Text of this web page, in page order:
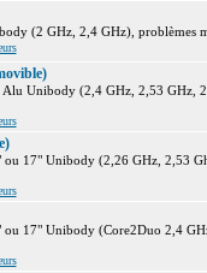
(2 GHz, 2,4 GHz), problèmes
Unibody (2,4 GHz, 2,53 GHz,
17" Unibody (2,26 GHz, 2,53
17" Unibody (Core2Duo 2,4